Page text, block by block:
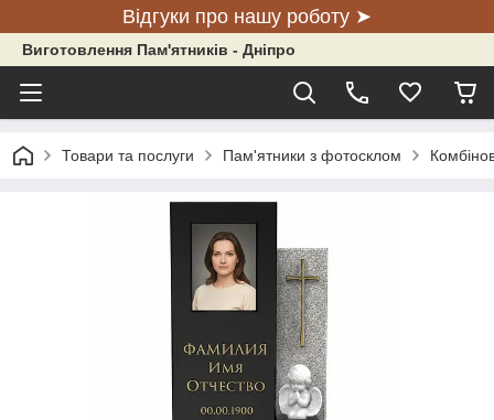
Відгуки про нашу роботу ➤
Виготовлення Пам'ятників - Дніпро
Товари та послуги Пам'ятники з фотосклом